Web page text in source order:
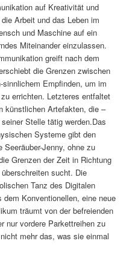
auf Kreativität und
Arbeit und das Leben im
und Maschine auf ein
Miteinander einzulassen.
greift nach dem
die Grenzen zwischen
Empfinden, um im
errichten. Letzteres entfaltet
künstlichen Artefakten, die –
Stelle tätig werden.Das
Systeme gibt den
Jenny, ohne zu
Grenzen der Zeit in Richtung
sucht. Die
Tanz des Digitalen
Konventionellen, eine neue
träumt von der befreienden
nur vordere Parkettreihen zu
mehr das, was sie einmal